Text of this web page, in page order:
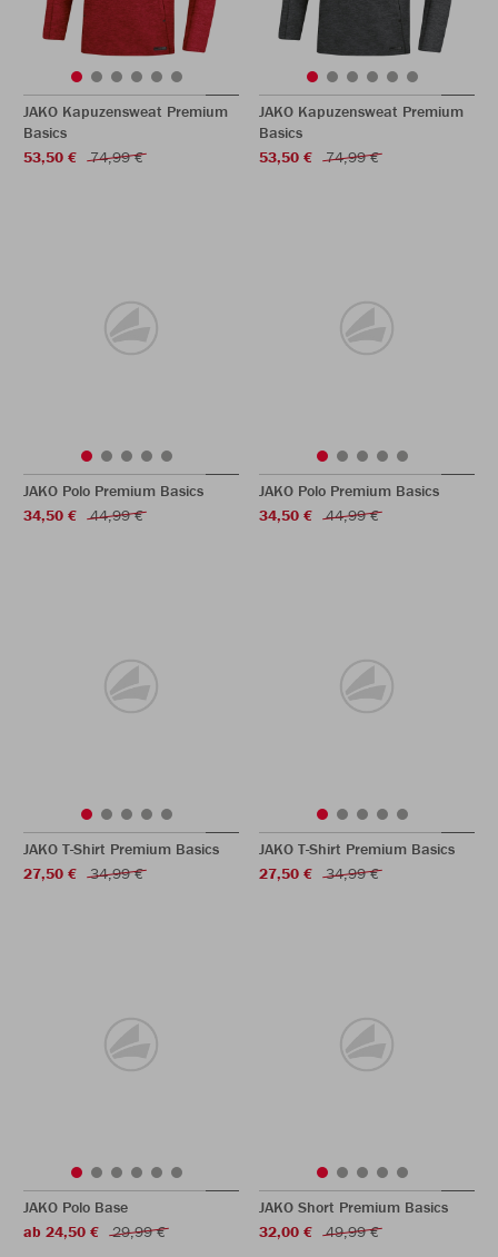
JAKO Kapuzensweat Premium
Basics
53,50 €
74,99 €
JAKO Kapuzensweat Premium
Basics
53,50 €
74,99 €
JAKO Polo Premium Basics
34,50 €
44,99 €
JAKO Polo Premium Basics
34,50 €
44,99 €
JAKO T-Shirt Premium Basics
27,50 €
34,99 €
JAKO T-Shirt Premium Basics
27,50 €
34,99 €
JAKO Polo Base
ab 24,50 €
29,99 €
JAKO Short Premium Basics
32,00 €
49,99 €